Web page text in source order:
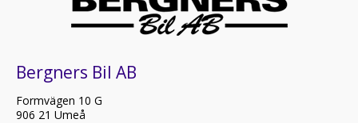
Bergners Bil AB
Formvägen 10 G
906 21 Umeå